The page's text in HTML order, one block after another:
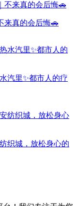
来真的会后悔🚗
汽里✨都市人的疗
织城，放松身心的